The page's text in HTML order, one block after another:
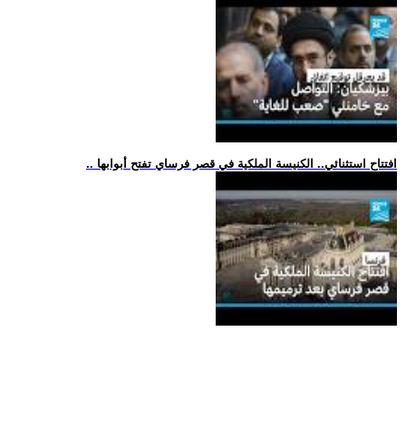
.. افتتاح استثنائي.. الكنيسة الملكية في قصر فرساي تفتح أبوابها